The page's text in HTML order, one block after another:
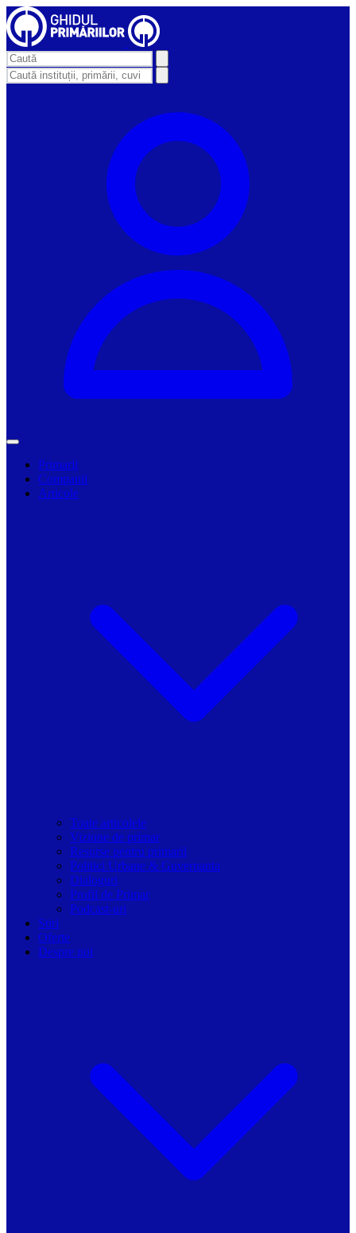
Primarii
Companii
Articole
Toate articolele
Viziune de primar
Resurse pentru primarii
Politici Urbane & Guvernanta
Dialoguri
Profil de Primar
Podcast-uri
Stiri
Oferte
Despre noi